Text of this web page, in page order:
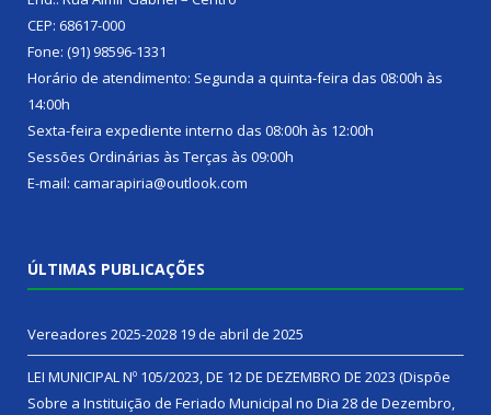
CEP: 68617-000
Fone: (91) 98596-1331
Horário de atendimento: Segunda a quinta-feira das 08:00h às
14:00h
Sexta-feira expediente interno das 08:00h às 12:00h
Sessões Ordinárias às Terças às 09:00h
E-mail: camarapiria@outlook.com
ÚLTIMAS PUBLICAÇÕES
Vereadores 2025-2028 19 de abril de 2025
LEI MUNICIPAL Nº 105/2023, DE 12 DE DEZEMBRO DE 2023 (Dispõe
Sobre a Instituição de Feriado Municipal no Dia 28 de Dezembro,